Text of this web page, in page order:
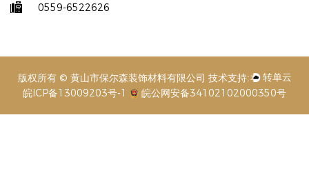
0559-6522626
版权所有 © 黄山市保尔森装饰材料有限公司
皖ICP备13009203号-1
皖公网安备34102102000350号